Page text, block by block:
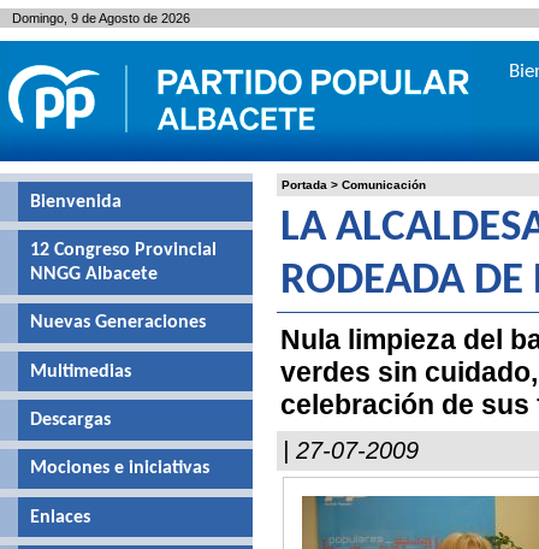
Portada > Comunicación
LA
RODEADA DE
Nula limpieza del
verdes sin
celebración de sus
| 27-07-2009
Bienvenida
12 Congreso Provincial
NNGG Albacete
Nuevas Generaciones
Multimedias
Descargas
Mociones e iniciativas
Enlaces
Domingo, 9 de Agosto de 2026